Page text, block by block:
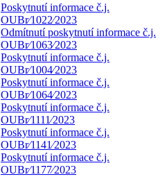
Poskytnutí informace č.j.
OUBr⁄1022⁄2023
Odmítnutí poskytnutí informace č.j.
OUBr⁄1063⁄2023
Poskytnutí informace č.j.
OUBr⁄1004⁄2023
Poskytnutí informace č.j.
OUBr⁄1064⁄2023
Poskytnutí informace č.j.
OUBr⁄1111⁄2023
Poskytnutí informace č.j.
OUBr⁄1141⁄2023
Poskytnutí informace č.j.
OUBr⁄1177⁄2023